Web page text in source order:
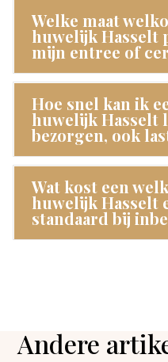
Welke maat
huwelijk Hasselt
mijn entree of
Hoe snel kan ik
huwelijk Hasselt
bezorgen, ook
Wat kost een
huwelijk Hasselt
standaard bij
Andere